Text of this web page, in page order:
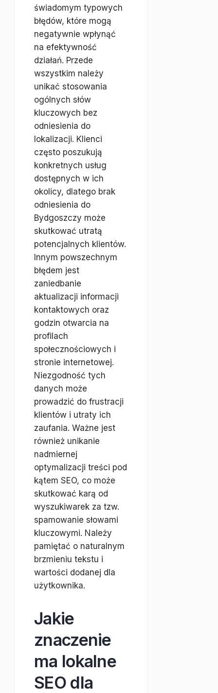
świadomym typowych
błędów, które mogą
negatywnie wpłynąć
na efektywność
działań. Przede
wszystkim należy
unikać stosowania
ogólnych słów
kluczowych bez
odniesienia do
lokalizacji. Klienci
często poszukują
konkretnych usług
dostępnych w ich
okolicy, dlatego brak
odniesienia do
Bydgoszczy może
skutkować utratą
potencjalnych klientów.
Innym powszechnym
błędem jest
zaniedbanie
aktualizacji informacji
kontaktowych oraz
godzin otwarcia na
profilach
społecznościowych i
stronie internetowej.
Niezgodność tych
danych może
prowadzić do frustracji
klientów i utraty ich
zaufania. Ważne jest
również unikanie
nadmiernej
optymalizacji treści pod
kątem SEO, co może
skutkować karą od
wyszukiwarek za tzw.
spamowanie słowami
kluczowymi. Należy
pamiętać o naturalnym
brzmieniu tekstu i
wartości dodanej dla
użytkownika.
Jakie
znaczenie
ma lokalne
SEO dla